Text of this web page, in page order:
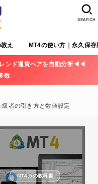
え MT4の使い方｜永久保存
SEARCH
ンド通貨ペアを自動分析◀◀
数
者の引き方と数値設定
MT4,5の教科書